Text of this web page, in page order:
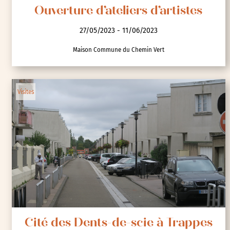
Ouverture d’ateliers d’artistes
27/05/2023 - 11/06/2023
Maison Commune du Chemin Vert
Visites
Cité des Dents-de-scie à Trappes